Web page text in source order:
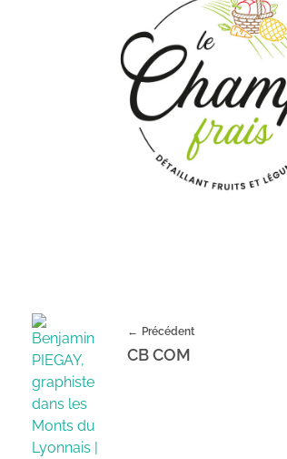
Précédent
CB COM